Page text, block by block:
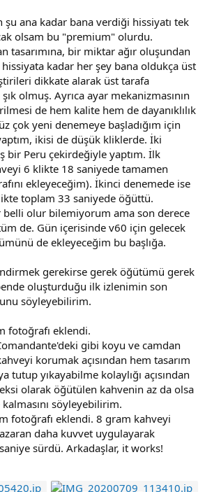
ana kadar bana verdiği hissiyatı tek
olsam bu "premium" olurdu.
tasarımına, bir miktar ağır oluşundan
kadar her şey bana oldukça üst
dikkate alarak üst tarafa
olmuş. Ayrıca ayar mekanizmasının
de hem kalite hem de dayanıklılık
çok yeni denemeye başladığım için
ikisi de düşük kliklerde. İki
bir Peru çekirdeğiyle yaptım. İlk
6 klikte 18 saniyede tamamen
ekleyeceğim). İkinci denemede ise
toplam 33 saniyede öğüttü.
belli olur bilemiyorum ama son derece
de. Gün içerisinde v60 için gelecek
de ekleyeceğim bu başlığa.
gerekirse gerek öğütümü gerek
oluşturduğu ilk izlenimin son
söyleyebilirim.
fotoğrafı eklendi.
gibi koyu ve camdan
korumak açısından hem tasarım
tutup yıkayabilme kolaylığı açısından
olarak öğütülen kahvenin az da olsa
kalmasını söyleyebilirim.
fotoğrafı eklendi. 8 gram kahveyi
daha kuvvet uygulayarak
sürdü. Arkadaşlar, it works!